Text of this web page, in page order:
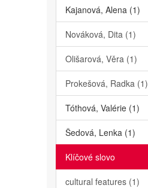
Kajanová, Alena (1)
Nováková, Dita (1)
Olišarová, Věra (1)
Prokešová, Radka (1)
Tóthová, Valérie (1)
Šedová, Lenka (1)
Klíčové slovo
cultural features (1)